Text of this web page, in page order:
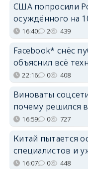
США попросили
осуждённого на
16:40 2 439
Facebook* снёс
объяснил всё
22:16 0 408
Виноваты
почему решился
16:59 0 727
Китай пытается
специалистов и
16:07 0 448